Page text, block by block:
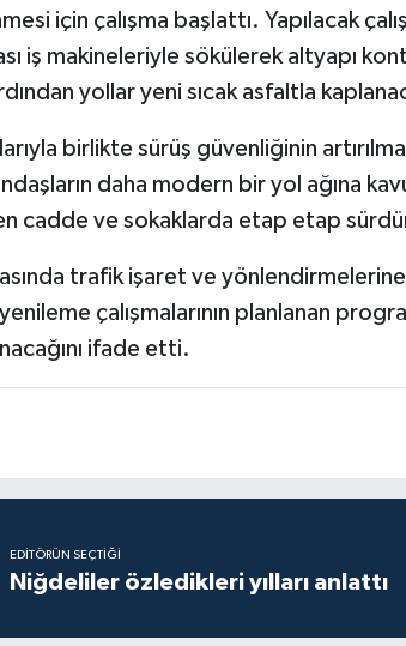
için çalışma başlattı. Yapılacak
iş makineleriyle sökülerek altyapı
yollar yeni sıcak asfaltla
birlikte sürüş güvenliğinin
daha modern bir yol ağına
cadde ve sokaklarda etap etap
trafik işaret ve
çalışmalarının planlanan
ifade etti.
EDITÖRÜN SEÇTIĞI
Niğdeliler özledikleri yılları anlattı